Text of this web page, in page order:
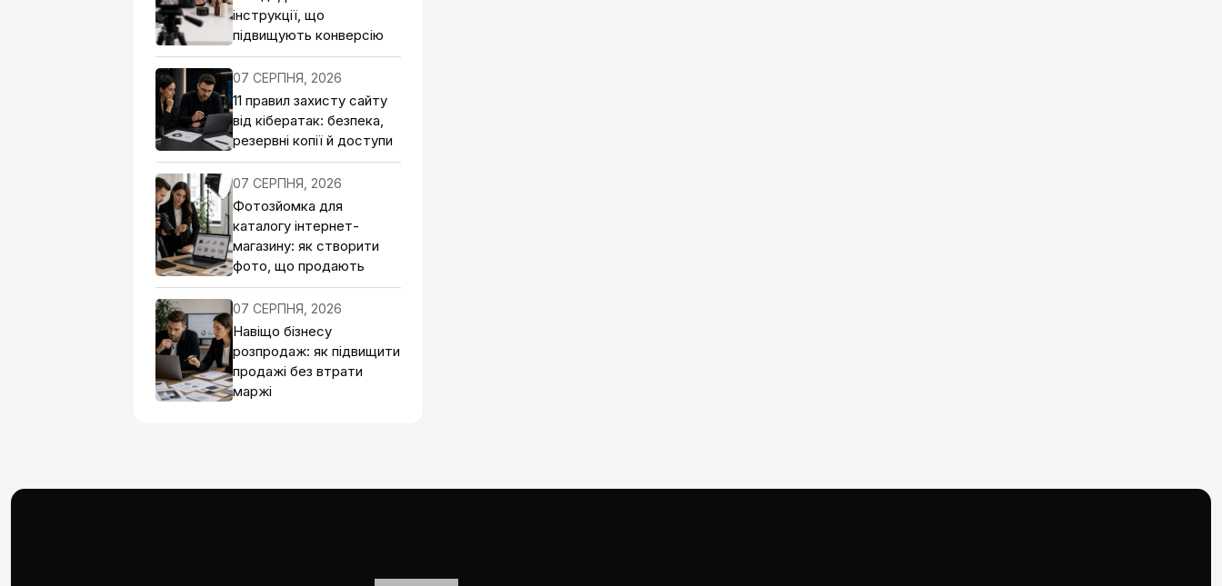
інструкції, що
підвищують конверсію
07 СЕРПНЯ, 2026
11 правил захисту сайту
від кібератак: безпека,
резервні копії й доступи
07 СЕРПНЯ, 2026
Фотозйомка для
каталогу інтернет-
магазину: як створити
фото, що продають
07 СЕРПНЯ, 2026
Навіщо бізнесу
розпродаж: як підвищити
продажі без втрати
маржі